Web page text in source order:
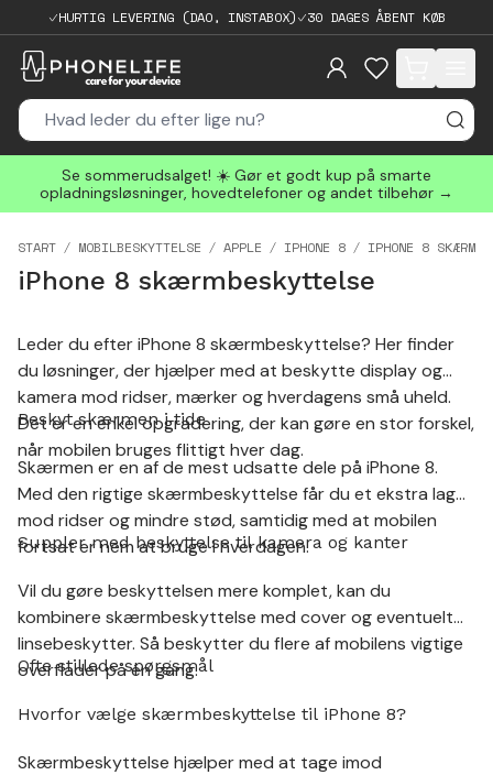
HURTIG LEVERING (DAO, INSTABOX) 30 DAGES ÅBENT KØB
items in cart,
Se sommerudsalget! ☀️ Gør et godt kup på smarte
opladningsløsninger, hovedtelefoner og andet tilbehør →
START MOBILBESKYTTELSE APPLE IPHONE 8 IPHONE 8
iPhone 8 skærmbeskyttelse
Leder du efter iPhone 8 skærmbeskyttelse? Her finder
du løsninger, der hjælper med at beskytte display og
kamera mod ridser, mærker og hverdagens små uheld.
Det er en enkel opgradering, der kan gøre en stor forskel,
når mobilen bruges flittigt hver dag.
Beskyt skærmen i tide
Skærmen er en af de mest udsatte dele på iPhone 8.
Med den rigtige skærmbeskyttelse får du et ekstra lag
mod ridser og mindre stød, samtidig med at mobilen
fortsat er nem at bruge i hverdagen.
Suppler med beskyttelse til kamera og kanter
Vil du gøre beskyttelsen mere komplet, kan du
kombinere skærmbeskyttelse med cover og eventuelt
linsebeskytter. Så beskytter du flere af mobilens vigtige
overflader på én gang.
Ofte stillede spørgsmål
Hvorfor vælge skærmbeskyttelse til iPhone 8?
Skærmbeskyttelse hjælper med at tage imod